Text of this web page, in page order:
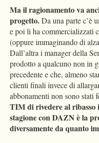
Ma il ragionamento va
progetto.Da una parte c’è
e poi li ha commercializzati
(oppure immaginando di
Dall’altra i manager della
prodotto a qualcuno non in
precedente e che, almeno
clienti finali invece di
abbonamenti non sono stati
TIM di rivedere al
stagione con DAZN è la
diversamente da quanto